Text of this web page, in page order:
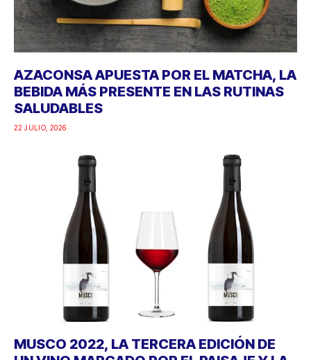
AZACONSA APUESTA POR EL MATCHA, LA
BEBIDA MÁS PRESENTE EN LAS RUTINAS
SALUDABLES
22 JULIO, 2026
MUSCO 2022, LA TERCERA EDICIÓN DE